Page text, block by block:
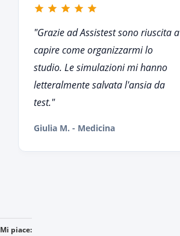
"Grazie ad Assistest sono riuscita a
capire come organizzarmi lo
studio. Le simulazioni mi hanno
letteralmente salvata l'ansia da
test."
Giulia M. - Medicina
Mi piace: